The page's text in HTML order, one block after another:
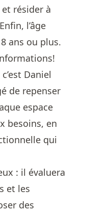
résider à
l’âge
ans ou plus.
Daniel
de repenser
espace
besoins, en
qui
: il évaluera
et les
des